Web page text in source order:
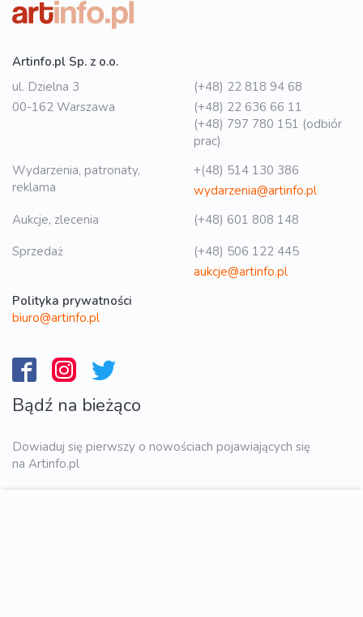
Artinfo.pl Sp. z o.o.
ul. Dzielna 3
00-162 Warszawa
(+48) 22 818 94 68
(+48) 22 636 66 11
(+48) 797 780 151 (odbiór
prac)
Wydarzenia, patronaty,
reklama
+(48) 514 130 386
wydarzenia@artinfo.pl
Aukcje, zlecenia
(+48) 601 808 148
Sprzedaż
(+48) 506 122 445
aukcje@artinfo.pl
Polityka prywatności
biuro@artinfo.pl
Bądź na bieżąco
Dowiaduj się pierwszy o nowościach pojawiających się
na Artinfo.pl